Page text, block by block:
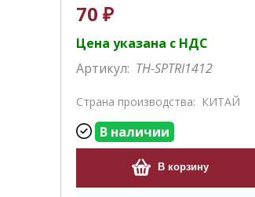
70 ₽
Цена указана с НДС
Артикул: TH-SPTRI1412
Страна производства: КИТАЙ
В наличии
В корзину